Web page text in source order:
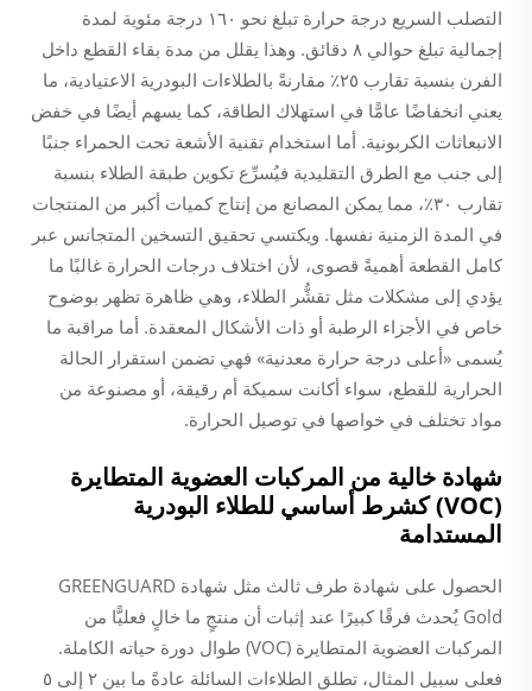
التصلب السريع درجة حرارة تبلغ نحو ١٦٠ درجة مئوية لمدة
إجمالية تبلغ حوالي ٨ دقائق. وهذا يقلل من مدة بقاء القطع داخل
الفرن بنسبة تقارب ٢٥٪ مقارنةً بالطلاءات البودرية الاعتيادية، ما
يعني انخفاضًا عامًّا في استهلاك الطاقة، كما يسهم أيضًا في خفض
الانبعاثات الكربونية. أما استخدام تقنية الأشعة تحت الحمراء جنبًا
إلى جنب مع الطرق التقليدية فيُسرِّع تكوين طبقة الطلاء بنسبة
تقارب ٣٠٪، مما يمكن المصانع من إنتاج كميات أكبر من المنتجات
في المدة الزمنية نفسها. ويكتسي تحقيق التسخين المتجانس عبر
كامل القطعة أهميةً قصوى، لأن اختلاف درجات الحرارة غالبًا ما
يؤدي إلى مشكلات مثل تقشُّر الطلاء، وهي ظاهرة تظهر بوضوح
خاص في الأجزاء الرطبة أو ذات الأشكال المعقدة. أما مراقبة ما
يُسمى «أعلى درجة حرارة معدنية» فهي تضمن استقرار الحالة
الحرارية للقطع، سواء أكانت سميكة أم رقيقة، أو مصنوعة من
مواد تختلف في خواصها في توصيل الحرارة.
شهادة خالية من المركبات العضوية المتطايرة
(VOC) كشرط أساسي للطلاء البودرية
المستدامة
الحصول على شهادة طرف ثالث مثل شهادة GREENGUARD
Gold يُحدث فرقًا كبيرًا عند إثبات أن منتجٍ ما خالٍ فعليًّا من
المركبات العضوية المتطايرة (VOC) طوال دورة حياته الكاملة.
فعلى سبيل المثال، تطلق الطلاءات السائلة عادةً ما بين ٢ إلى ٥